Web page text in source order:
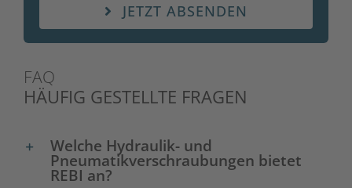
JETZT ABSENDEN
FAQ
HÄUFIG GESTELLTE FRAGEN
Welche Hydraulik- und
Pneumatikverschraubungen bietet
REBI an?